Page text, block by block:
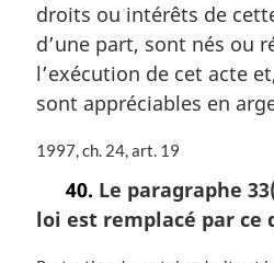
droits ou intérêts de
d’une part, sont nés ou
l’exécution de cet acte
sont appréciables en
N
e
1997, ch. 24, art. 19
40. Le paragraphe
loi est remplacé par ce